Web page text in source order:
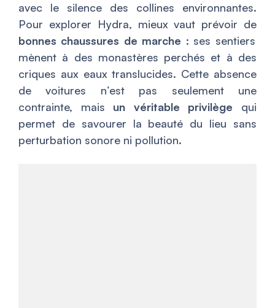
avec le silence des collines environnantes.
Pour explorer Hydra, mieux vaut prévoir de
bonnes chaussures de marche : ses sentiers
mènent à des monastères perchés et à des
criques aux eaux translucides. Cette absence
de voitures n’est pas seulement une
contrainte, mais un véritable privilège qui
permet de savourer la beauté du lieu sans
perturbation sonore ni pollution.